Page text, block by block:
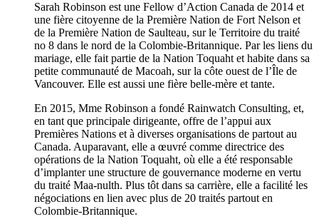
Sarah Robinson est une Fellow d’Action Canada de 2014 et
une fière citoyenne de la Première Nation de Fort Nelson et
de la Première Nation de Saulteau, sur le Territoire du traité
no 8 dans le nord de la Colombie-Britannique. Par les liens du
mariage, elle fait partie de la Nation Toquaht et habite dans sa
petite communauté de Macoah, sur la côte ouest de l’Île de
Vancouver. Elle est aussi une fière belle-mère et tante.
En 2015, Mme Robinson a fondé Rainwatch Consulting, et,
en tant que principale dirigeante, offre de l’appui aux
Premières Nations et à diverses organisations de partout au
Canada. Auparavant, elle a œuvré comme directrice des
opérations de la Nation Toquaht, où elle a été responsable
d’implanter une structure de gouvernance moderne en vertu
du traité Maa-nulth. Plus tôt dans sa carrière, elle a facilité les
négociations en lien avec plus de 20 traités partout en
Colombie-Britannique.